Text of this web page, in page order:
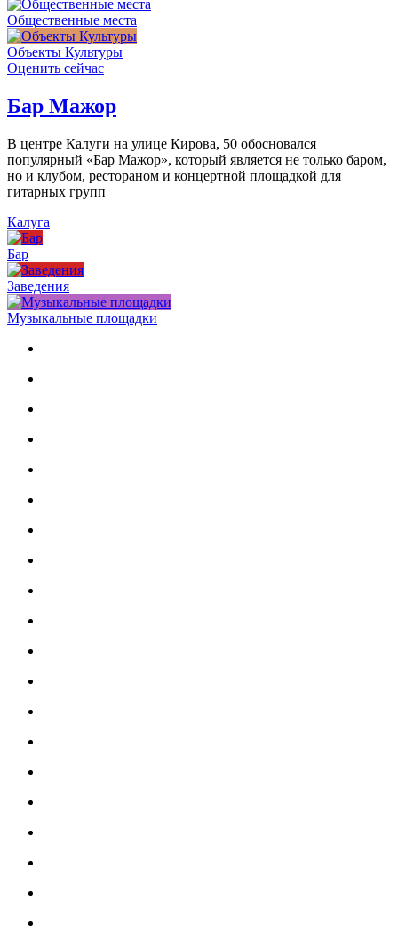
Общественные места
Объекты Культуры
Оценить сейчас
Бар Мажор
В центре Калуги на улице Кирова, 50 обосновался
популярный «Бар Мажор», который является не только баром,
но и клубом, рестораном и концертной площадкой для
гитарных групп
Калуга
Бар
Заведения
Музыкальные площадки